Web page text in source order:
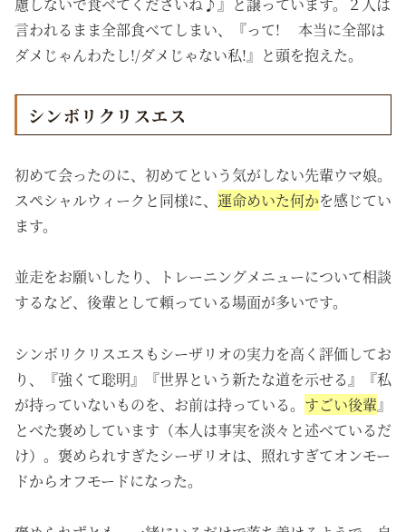
言われるまま全部食べてしまい、『って! 本当に全部は
ダメじゃんわたし!/ダメじゃない私!』と頭を抱えた。
シンボリクリスエス
初めて会ったのに、初めてという気がしない先輩ウマ娘。
スペシャルウィークと同様に、 運命めいた何かを感じてい
ます。
並走をお願いしたり、トレーニングメニューについて相談
するなど、後輩として頼っている場面が多いです。
シンボリクリスエスもシーザリオの実力を高く評価してお
り、『強くて聡明』『世界という新たな道を示せる』『私
が持っていないものを、お前は持っている。 すごい後輩』
とべた褒めしています （本人は事実を淡々と述べているだ
け） 。褒められすぎたシーザリオは、照れすぎてオンモー
ドからオフモードになった。